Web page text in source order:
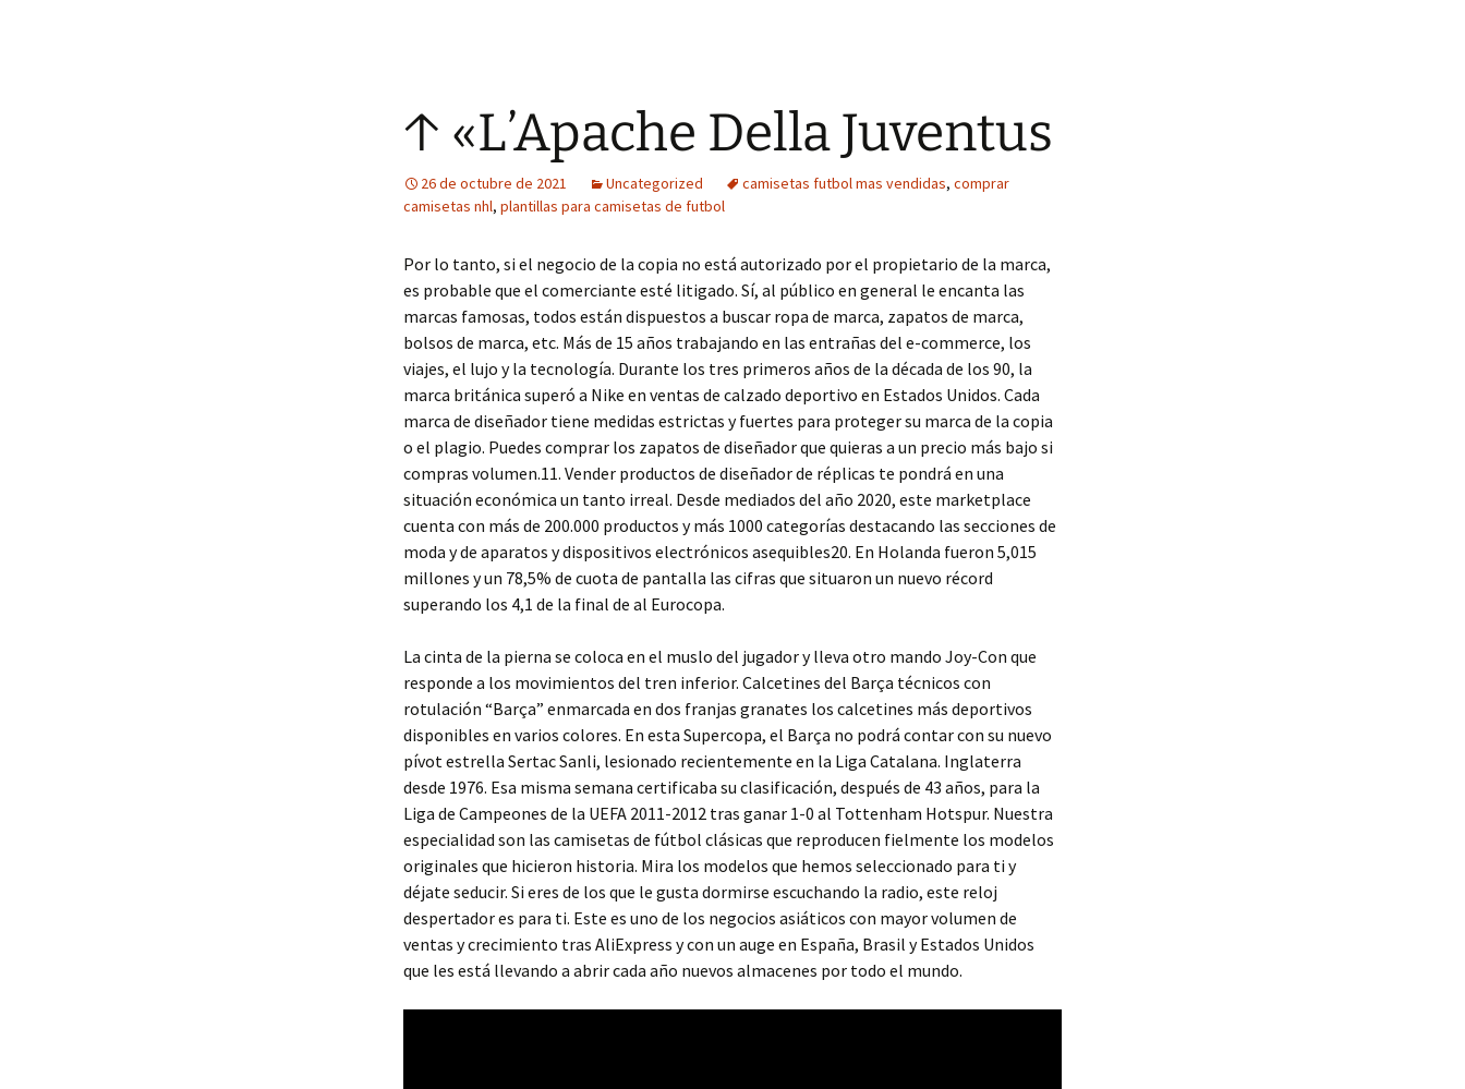
↑ «L’Apache Della Juventus
26 de octubre de 2021 Uncategorized camisetas futbol mas vendidas, comprar
camisetas nhl, plantillas para camisetas de futbol
Por lo tanto, si el negocio de la copia no está autorizado por el propietario de la marca,
es probable que el comerciante esté litigado. Sí, al público en general le encanta las
marcas famosas, todos están dispuestos a buscar ropa de marca, zapatos de marca,
bolsos de marca, etc. Más de 15 años trabajando en las entrañas del e-commerce, los
viajes, el lujo y la tecnología. Durante los tres primeros años de la década de los 90, la
marca británica superó a Nike en ventas de calzado deportivo en Estados Unidos. Cada
marca de diseñador tiene medidas estrictas y fuertes para proteger su marca de la copia
o el plagio. Puedes comprar los zapatos de diseñador que quieras a un precio más bajo si
compras volumen.11. Vender productos de diseñador de réplicas te pondrá en una
situación económica un tanto irreal. Desde mediados del año 2020, este marketplace
cuenta con más de 200.000 productos y más 1000 categorías destacando las secciones de
moda y de aparatos y dispositivos electrónicos asequibles20. En Holanda fueron 5,015
millones y un 78,5% de cuota de pantalla las cifras que situaron un nuevo récord
superando los 4,1 de la final de al Eurocopa.
La cinta de la pierna se coloca en el muslo del jugador y lleva otro mando Joy-Con que
responde a los movimientos del tren inferior. Calcetines del Barça técnicos con
rotulación “Barça” enmarcada en dos franjas granates los calcetines más deportivos
disponibles en varios colores. En esta Supercopa, el Barça no podrá contar con su nuevo
pívot estrella Sertac Sanli, lesionado recientemente en la Liga Catalana. Inglaterra
desde 1976. Esa misma semana certificaba su clasificación, después de 43 años, para la
Liga de Campeones de la UEFA 2011-2012 tras ganar 1-0 al Tottenham Hotspur. Nuestra
especialidad son las camisetas de fútbol clásicas que reproducen fielmente los modelos
originales que hicieron historia. Mira los modelos que hemos seleccionado para ti y
déjate seducir. Si eres de los que le gusta dormirse escuchando la radio, este reloj
despertador es para ti. Este es uno de los negocios asiáticos con mayor volumen de
ventas y crecimiento tras AliExpress y con un auge en España, Brasil y Estados Unidos
que les está llevando a abrir cada año nuevos almacenes por todo el mundo.